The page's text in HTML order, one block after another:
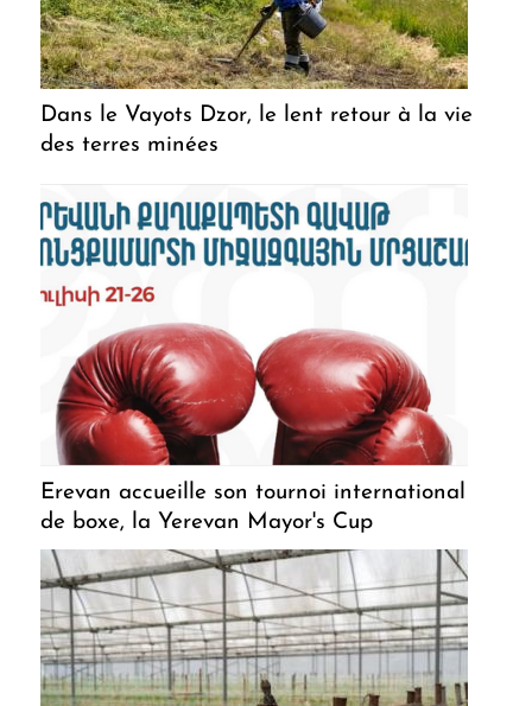
Dans le Vayots Dzor, le lent retour à la vie
des terres minées
Erevan accueille son tournoi international
de boxe, la Yerevan Mayor's Cup